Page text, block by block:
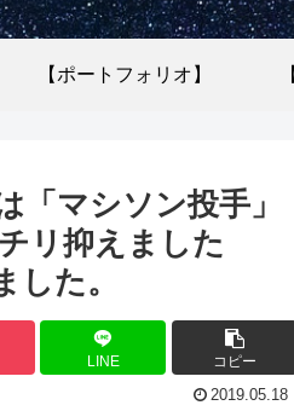
【ポートフォリオ】
「マシソン投手」
リ抑えました
た。
LINE コピー
2019.05.18